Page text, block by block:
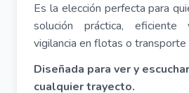
Es la elección perfecta para
solución práctica,
vigilancia en flotas o transporte
Diseñada para ver y
cualquier trayecto.